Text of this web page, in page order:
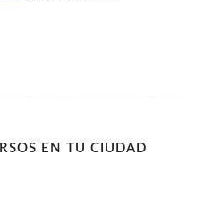
EN TU CIUDAD